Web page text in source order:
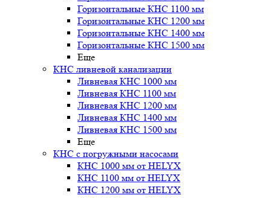
Горизонтальные КНС 1100 мм
Горизонтальные КНС 1200 мм
Горизонтальные КНС 1400 мм
Горизонтальные КНС 1500 мм
Еще
КНС ливневой канализации
Ливневая КНС 1000 мм
Ливневая КНС 1100 мм
Ливневая КНС 1200 мм
Ливневая КНС 1400 мм
Ливневая КНС 1500 мм
Еще
КНС с погружными насосами
КНС 1000 мм от HELYX
КНС 1100 мм от HELYX
КНС 1200 мм от HELYX